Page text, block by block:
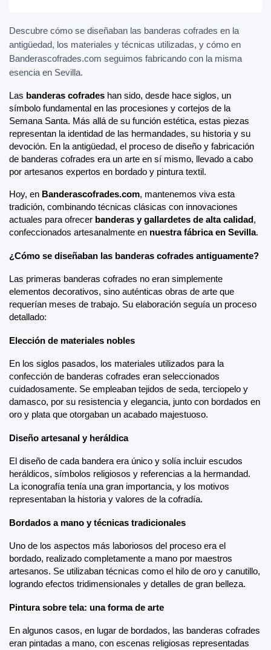
Descubre cómo se diseñaban las banderas cofrades en la
antigüedad, los materiales y técnicas utilizadas, y cómo en
Banderascofrades.com seguimos fabricando con la misma
esencia en Sevilla.
Las banderas cofrades han sido, desde hace siglos, un
símbolo fundamental en las procesiones y cortejos de la
Semana Santa. Más allá de su función estética, estas piezas
representan la identidad de las hermandades, su historia y su
devoción. En la antigüedad, el proceso de diseño y fabricación
de banderas cofrades era un arte en sí mismo, llevado a cabo
por artesanos expertos en bordado y pintura textil.
Hoy, en Banderascofrades.com, mantenemos viva esta
tradición, combinando técnicas clásicas con innovaciones
actuales para ofrecer banderas y gallardetes de alta calidad ,
confeccionados artesanalmente en nuestra fábrica en Sevilla.
¿Cómo se diseñaban las banderas cofrades antiguamente?
Las primeras banderas cofrades no eran simplemente
elementos decorativos, sino auténticas obras de arte que
requerían meses de trabajo. Su elaboración seguía un proceso
detallado:
Elección de materiales nobles
En los siglos pasados, los materiales utilizados para la
confección de banderas cofrades eran seleccionados
cuidadosamente. Se empleaban tejidos de seda, terciopelo y
damasco, por su resistencia y elegancia, junto con bordados en
oro y plata que otorgaban un acabado majestuoso.
Diseño artesanal y heráldica
El diseño de cada bandera era único y solía incluir escudos
heráldicos, símbolos religiosos y referencias a la hermandad.
La iconografía tenía una gran importancia, y los motivos
representaban la historia y valores de la cofradía.
Bordados a mano y técnicas tradicionales
Uno de los aspectos más laboriosos del proceso era el
bordado, realizado completamente a mano por maestros
artesanos. Se utilizaban técnicas como el hilo de oro y canutillo,
logrando efectos tridimensionales y detalles de gran belleza.
Pintura sobre tela: una forma de arte
En algunos casos, en lugar de bordados, las banderas cofrades
eran pintadas a mano, con escenas religiosas representadas